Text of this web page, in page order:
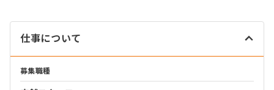
仕事について
募集職種